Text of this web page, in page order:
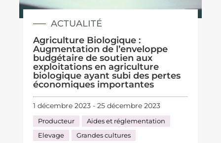
ACTUALITÉ
Agriculture Biologique :
Augmentation de l’enveloppe
budgétaire de soutien aux
exploitations en agriculture
biologique ayant subi des pertes
économiques importantes
1 décembre 2023 - 25 décembre 2023
Producteur
Aides et réglementation
Elevage
Grandes cultures